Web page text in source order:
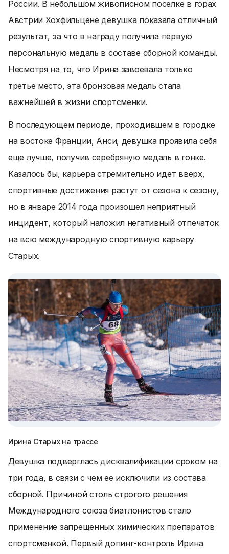
России. В небольшом живописном поселке в горах
Австрии Хохфильцене девушка показала отличный
результат, за что в награду получила первую
персональную медаль в составе сборной команды.
Несмотря на то, что Ирина завоевала только
третье место, эта бронзовая медаль стала
важнейшей в жизни спортсменки.
В последующем периоде, проходившем в городке
на востоке Франции, Анси, девушка проявила себя
еще лучше, получив серебряную медаль в гонке.
Казалось бы, карьера стремительно идет вверх,
спортивные достижения растут от сезона к сезону,
но в январе 2014 года произошел неприятный
инцидент, который наложил негативный отпечаток
на всю международную спортивную карьеру
Старых.
Ирина Старых на трассе
Девушка подверглась дисквалификации сроком на
три года, в связи с чем ее исключили из состава
сборной. Причиной столь строгого решения
Международного союза биатлонистов стало
применение запрещенных химических препаратов
спортсменкой. Первый допинг-контроль Ирина